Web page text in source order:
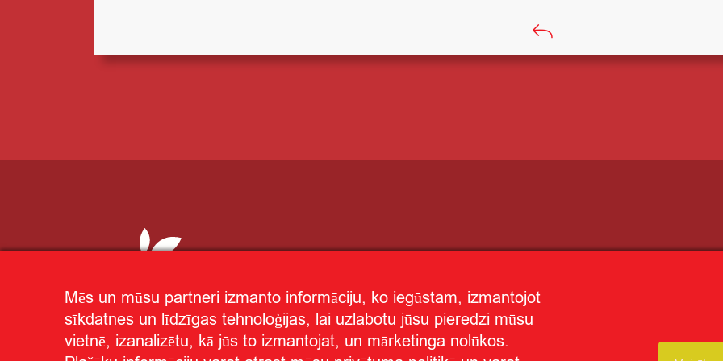
Mēs un mūsu partneri izmanto informāciju, ko iegūstam, izmantojot
sīkdatnes un līdzīgas tehnoloģijas, lai uzlabotu jūsu pieredzi mūsu
vietnē, izanalizētu, kā jūs to izmantojat, un mārketinga nolūkos.